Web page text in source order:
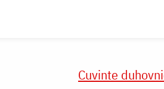
Cuvinte